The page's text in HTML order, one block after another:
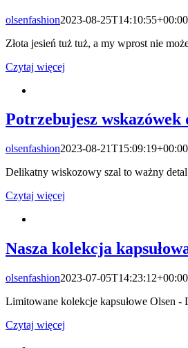
olsenfashion2023-08-25T14:10:55+00:00
Złota jesień tuż tuż, a my wprost nie
Czytaj więcej
Potrzebujesz
olsenfashion2023-08-21T15:09:19+00:00
Delikatny wiskozowy szal to ważny
Czytaj więcej
Nasza kolekcja
olsenfashion2023-07-05T14:23:12+00:00
Limitowane kolekcje kapsułowe Olsen
Czytaj więcej